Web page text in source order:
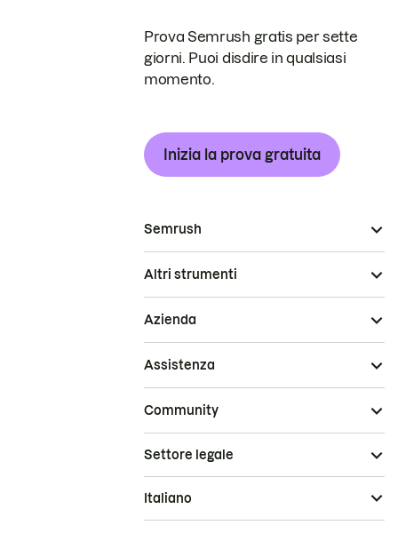
Prova Semrush gratis per sette
giorni. Puoi disdire in qualsiasi
momento.
Inizia la prova gratuita
Semrush
Altri strumenti
Azienda
Assistenza
Community
Settore legale
Italiano